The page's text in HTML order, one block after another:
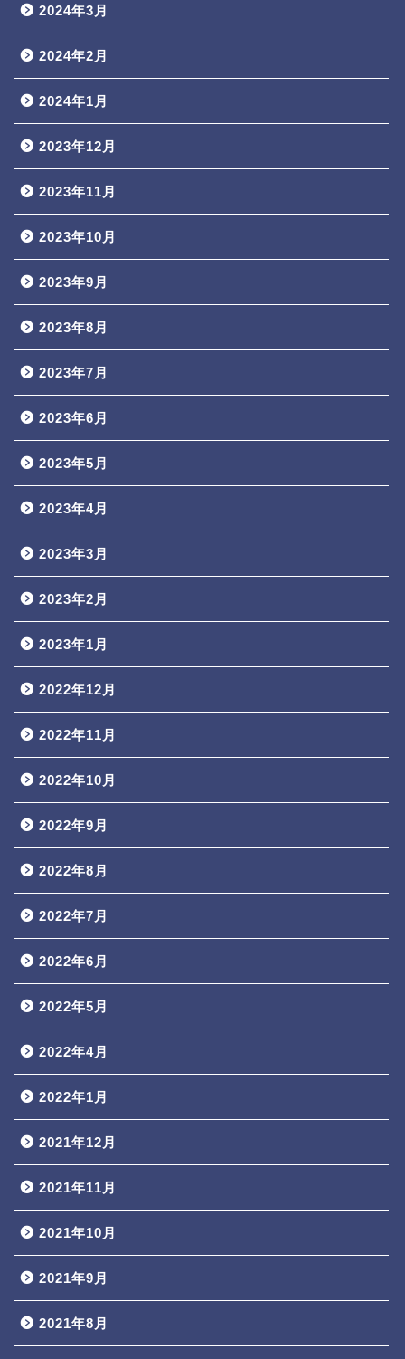
2024年3月
2024年2月
2024年1月
2023年12月
2023年11月
2023年10月
2023年9月
2023年8月
2023年7月
2023年6月
2023年5月
2023年4月
2023年3月
2023年2月
2023年1月
2022年12月
2022年11月
2022年10月
2022年9月
2022年8月
2022年7月
2022年6月
2022年5月
2022年4月
2022年1月
2021年12月
2021年11月
2021年10月
2021年9月
2021年8月